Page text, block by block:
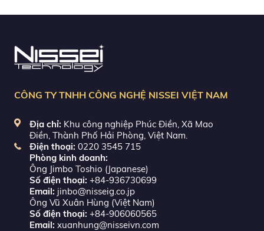
CÔNG TY TNHH CÔNG NGHỆ NISSEI VIỆT NAM
Địa chỉ: Khu công nghiệp Phúc Điền, Xã Mao
Điền, Thành Phố Hải Phòng, Việt Nam.
Điện thoại: 0220 3545 715
Phòng kinh doanh:
Ông Jimbo Toshio (Japanese)
Số điện thoại: +84-936730699
Email: jinbo@nisseig.co.jp
Ông Vũ Xuân Hùng (Việt Nam)
Số điện thoại: +84-906060565
Email: xuanhung@nisseivn.com